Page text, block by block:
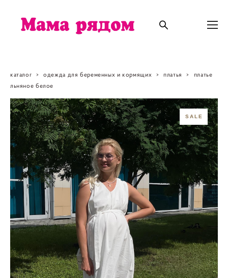
каталог > одежда для беременных и кормящих > платья >
платье
льняное белое
SALE